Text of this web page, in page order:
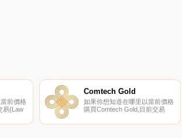
前價格
易{Law
您可以
Comtech Gold
如果你想知道在哪里以當前價格
購買Comtech Gold,目前交易
貨幣交易所是Bitrue、BitMart和